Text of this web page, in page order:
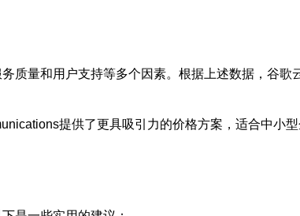
质量和用户支持等多个因素。根据上述数据，谷
提供了更具吸引力的价格方案，适合中小